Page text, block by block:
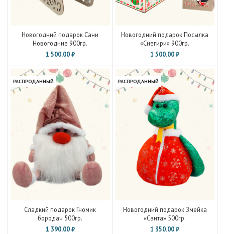
Новогодний подарок Сани
Новогодние 900гр.
1 500.00₽
Новогодний подарок Посылка
«Снегири» 900гр.
1 500.00₽
РАСПРОДАННЫЙ
Сладкий подарок Гномик
бородач 500гр.
1 390.00₽
РАСПРОДАННЫЙ
Новогодний подарок Змейка
«Санта» 500гр.
1 350.00₽